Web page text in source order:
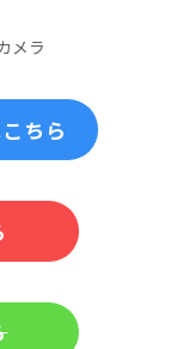
メラ
ちら